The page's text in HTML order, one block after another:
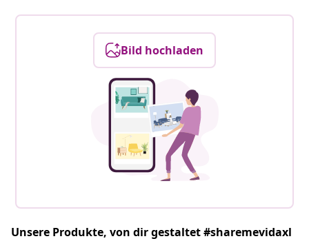
Bild hochladen
Unsere Produkte, von dir gestaltet #sharemevidaxl